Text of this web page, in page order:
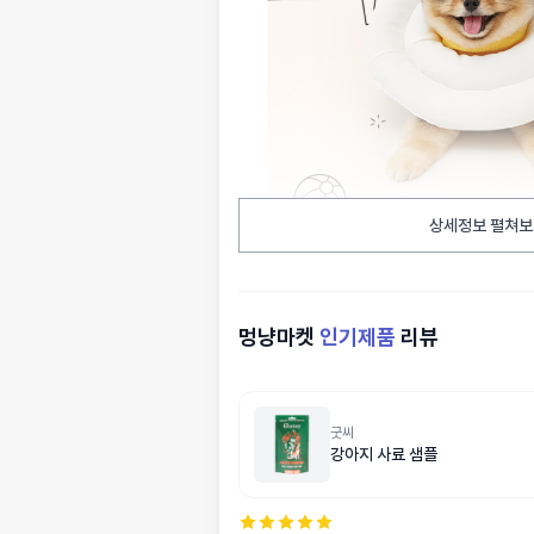
상세정보 펼쳐
멍냥마켓 인기제품 리뷰
굿씨
강아지 사료 샘플